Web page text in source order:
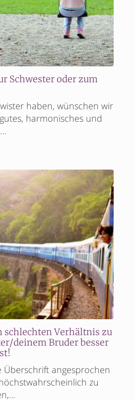
Schwester oder zum
haben, wünschen wir
harmonisches und
schlechten Verhältnis zu
deinem Bruder besser
Überschrift angesprochen
zu